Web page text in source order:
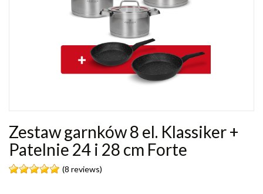
Zestaw garnków 8 el. Klassiker +
Patelnie 24 i 28 cm Forte
(8 reviews)